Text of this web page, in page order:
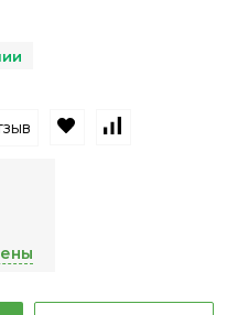
В избранное